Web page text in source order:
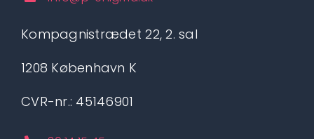
Kompagnistrædet 22, 2. sal
1208 København K
CVR-nr.: 45146901